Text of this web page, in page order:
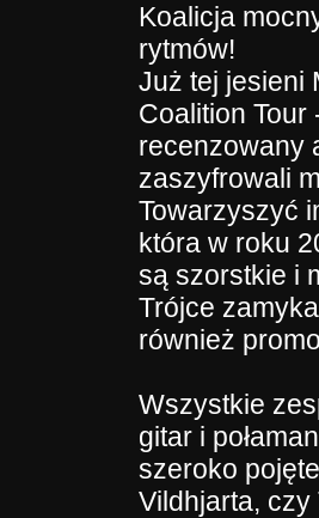
Koalicja
rytmów!
Już tej jesieni
Coalition
recenzowany
zaszyfrowali
Towarzyszyć
która w roku
są szorstkie i
Trójce
również
Wszystkie
gitar i
szeroko
Vildhjarta, czy